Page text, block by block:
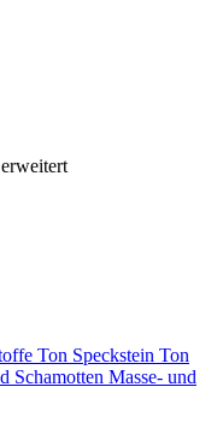
erweitert